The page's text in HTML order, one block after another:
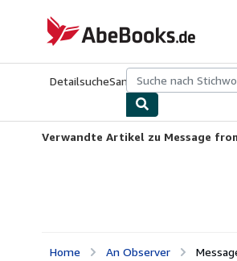
AbeBooks.de
DetailsucheSammlungen
Verwandte Artikel zu Message
Home An Observer